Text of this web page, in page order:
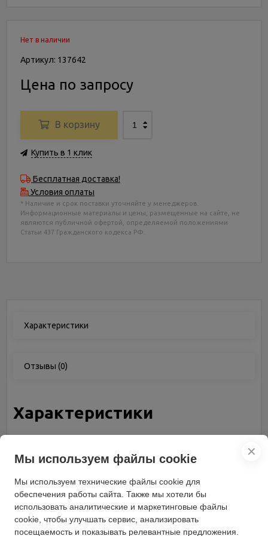
Нет в наличии
Артикул: 137642
Цена по запросу
В корзину
Купить в 1 клик
Бесплатная доставка!
Условия оплаты
* Наличие и срок поставки уточняйте у менеджеров.
Информационные материалы и цены, размещенные на сайте, не
являются публичной офертой, определяемой положениями
Статьи 437 Гражданского кодекса РФ.
Характеристики
Отзывы (0)
Характеристики
Вес (кг)
9.5
Ручка с толкателем
с регулируемой высотой
Производитель двигателя
Nikkey
Ширина скашивания (см)
43
✕
Мы используем файлы cookie
Мы используем технические файлы cookie для
обеспечения работы сайта. Также мы хотели бы
использовать аналитические и маркетинговые файлы
cookie, чтобы улучшать сервис, анализировать
посещаемость и показывать релевантные предложения.